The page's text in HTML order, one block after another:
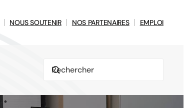
NOUS SOUTENIR NOS PARTENAIRES EMPLOI